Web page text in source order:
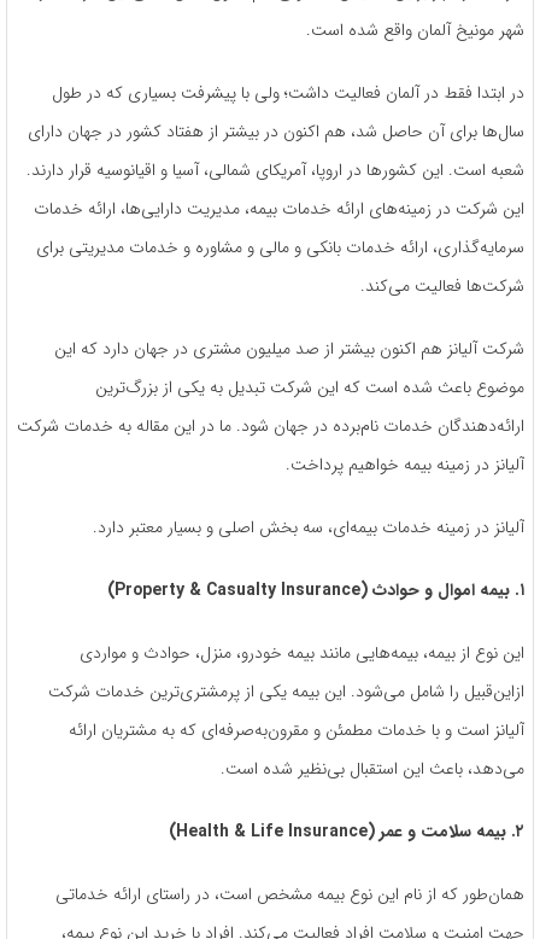
شهر مونیخ آلمان واقع شده است.
در ابتدا فقط در آلمان فعالیت داشت؛ ولی با پیشرفت بسیاری که در طول
سال‌ها برای آن حاصل شد، هم اکنون در بیشتر از هفتاد کشور در جهان دارای
شعبه است. این کشور‌ها در اروپا، آمریکای شمالی، آسیا و اقیانوسیه قرار دارند.
این شرکت در زمینه‌های ارائه خدمات بیمه‌، مدیریت دارایی‌ها، ارائه خدمات
سرمایه‌گذاری، ارائه خدمات بانکی و مالی و مشاوره و خدمات مدیریتی برای
شرکت‌ها فعالیت می‌کند.
شرکت آلیانز هم اکنون بیشتر از صد میلیون مشتری در جهان دارد که این
موضوع باعث شده است که این شرکت تبدیل به یکی از بزرگ‌ترین
ارائه‌دهندگان خدمات نام‌برده در جهان شود. ما در این مقاله به خدمات شرکت
آلیانز در زمینه بیمه خواهیم پرداخت.
آلیانز در زمینه خدمات بیمه‌ای، سه بخش اصلی و بسیار معتبر دارد.
۱. بیمه اموال و حوادث (Property & Casualty Insurance)
این نوع از بیمه، بیمه‌هایی مانند بیمه خودرو، منزل، حوادث و مواردی
ازاین‌قبیل را شامل می‌شود. این بیمه یکی از پرمشتری‌ترین خدمات شرکت
آلیانز است و با خدمات مطمئن و مقرون‌به‌صرفه‌ای که به مشتریان ارائه
می‌دهد، باعث این استقبال بی‌نظیر شده است.
۲. بیمه سلامت و عمر (Health & Life Insurance)
همان‌طور که از نام این نوع بیمه مشخص است، در راستای ارائه خدماتی
جهت امنیت و سلامت افراد فعالیت می‌کند. افراد با خرید این نوع بیمه،